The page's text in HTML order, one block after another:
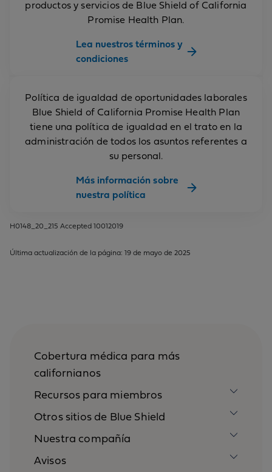
productos y servicios de Blue Shield of California
Promise Health Plan.
Lea nuestros términos y
condiciones
Política de igualdad de oportunidades laborales
Blue Shield of California Promise Health Plan
tiene una política de igualdad en el trato en la
administración de todos los asuntos referentes a
su personal.
Más información sobre
nuestra política
H0148_20_215 Accepted 10012019
Última actualización de la página: 19 de mayo de 2025
Cobertura médica para más
californianos
Recursos para miembros
Otros sitios de Blue Shield
Nuestra compañía
Avisos